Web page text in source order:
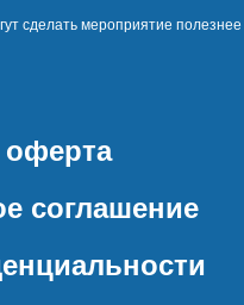
сделать мероприятие полезнее
оферта
соглашение